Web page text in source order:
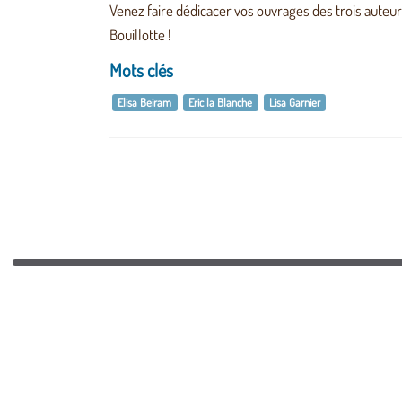
Venez faire dédicacer vos ouvrages des trois
Bouillotte !
Mots clés
Elisa Beiram Eric la Blanche Lisa Garnier